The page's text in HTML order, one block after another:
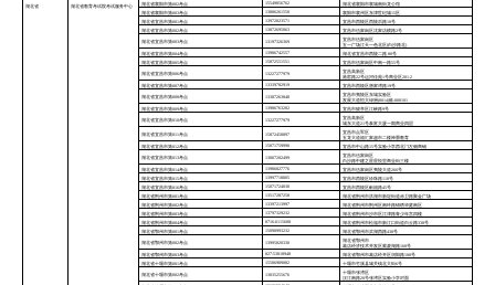
湖北省 湖北省教育考试院考试服务中心
湖北省襄阳市第002考点
15549856762
湖北省襄阳市襄城南街龙公馆
湖北省襄阳市第003考点
13886261550
襄阳市襄州区东津世纪城15区
湖北省宜昌市第001考点
13972023571
宜昌市西陵区西陵后路10号
湖北省宜昌市第002考点
13872695063 宜昌市伍家岗区沈家店横路2号
湖北省宜昌市第003考点 13197326369
宜昌市伍家岗区
五一广场江天一色北区(白沙路北)
湖北省宜昌市第004考点
13986742557
湖北省宜昌市西陵二路 80号
湖北省宜昌市第005考点
15872551551 宜昌市伍家岗区中南一路55号
湖北省宜昌市第006考点 13227277979
宜昌高新区
港窑路22号运河佳苑1号商业区201-2
湖北省宜昌市第007考点
13339782919 宜昌市西陵区唐家湾路19号
湖北省宜昌市第008考点 13387263848
宜昌市夷陵区东城实验区
发展大道恒大绿洲(0014)栋-000101
湖北省宜昌市第009考点
13986763202 宜昌市猇亭区江峡路9号
湖北省宜昌市第010考点 13227277979
宜昌高新区
城东大道21号泰富大厦一期商业四层
湖北省宜昌市第011考点 15872458897
宜昌市点军区
五龙大道福汇家超市二楼神墨教育
湖北省宜昌市第012考点
15071759990 宜昌市中山路15号实验小学西北门左侧商铺
湖北省宜昌市第013考点 13807202499
宜昌市伍家岗区
白沙路中建之星星悦里商业街三楼
湖北省宜昌市第014考点
13986827776
宜昌市伍家岗区夷陵大道266号
湖北省宜昌市第015考点
13997718805
宜昌市西陵区珍珠路110号
湖北省宜昌市第016考点
15071724030
宜昌市西陵区献福路45号
湖北省荆州市第001考点
13517287258
湖北省荆州市洪湖市新堤街道赤卫路聚金广场
湖北省荆州市第002考点
13397213997
湖北省荆州市荆州区南环路锦绣华庭南区
湖北省荆州市第003考点
13797329232
湖北省荆州市沙市区江津路青少年宫四楼
湖北省荆州市第004考点
0716-6115608
湖北省荆州市松滋市新江口街道白云路338号
湖北省鄂州市第001考点
15090993232 湖北省鄂州市滨湖西路438号
湖北省鄂州市第002考点 13995820330
湖北省鄂州市
葛店经济技术开发区紫菱湖路168号
湖北省鄂州市第003考点
027-53018948
湖北省鄂州市葛店经开区润阳路108号
湖北省十堰市第001考点
15586989082 十堰市竹溪县城关镇北大街6号
湖北省十堰市第002考点 13035255676
十堰市张湾区
汉江南路20号张湾区实验小学对面